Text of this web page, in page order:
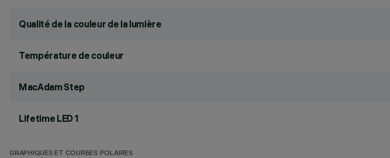
Qualité de la couleur de la lumière
Température de couleur
MacAdam Step
Lifetime LED 1
GRAPHIQUES ET COURBES POLAIRES